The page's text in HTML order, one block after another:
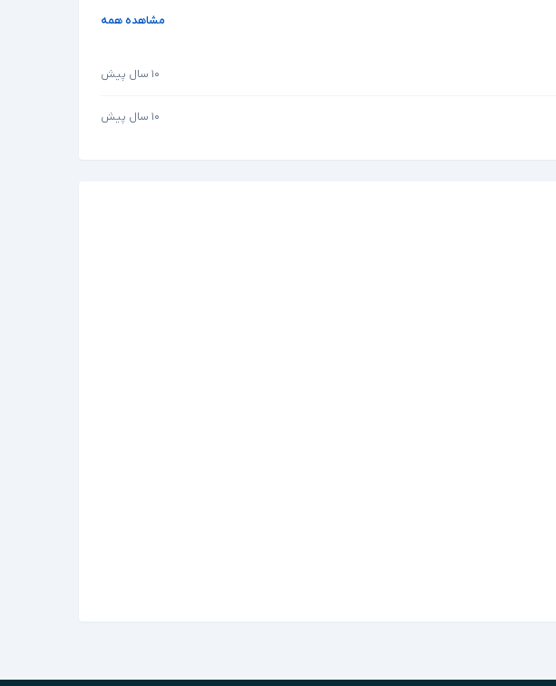
مشاهده همه
۱۰ سال پیش
۱۰ سال پیش